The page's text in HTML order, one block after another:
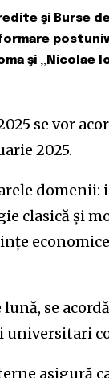
şi Burse
şi
se vor
2025.
clasică şi
lună, se
universitari
asigură